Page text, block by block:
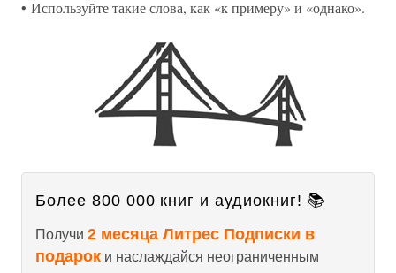
• Используйте такие слова, как «к примеру» и «однако».
Более 800 000 книг и аудиокниг! 📚
Получи 2 месяца Литрес Подписки в
подарок и наслаждайся неограниченным